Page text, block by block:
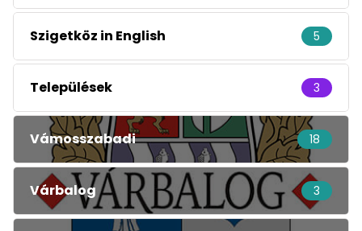
Szigetköz in English 5
Települések 3
Vámosszabadi 18
Várbalog 3